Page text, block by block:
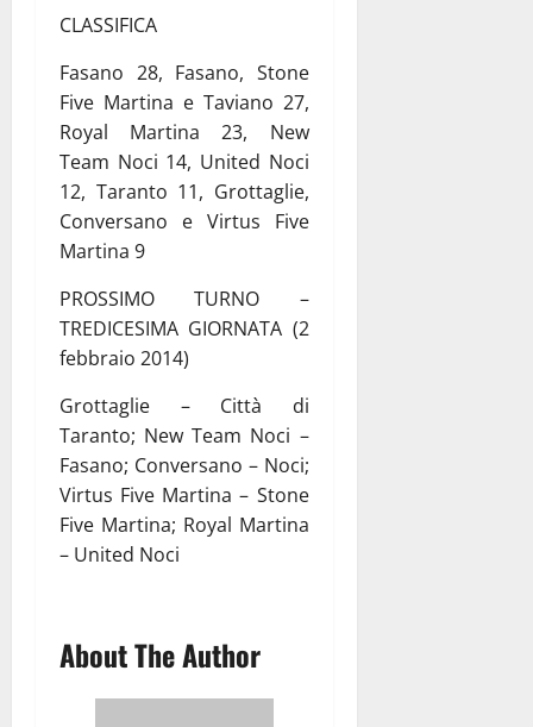
CLASSIFICA
Fasano 28, Fasano, Stone
Five Martina e Taviano 27,
Royal Martina 23, New
Team Noci 14, United Noci
12, Taranto 11, Grottaglie,
Conversano e Virtus Five
Martina 9
PROSSIMO TURNO –
TREDICESIMA GIORNATA (2
febbraio 2014)
Grottaglie – Città di
Taranto; New Team Noci –
Fasano; Conversano – Noci;
Virtus Five Martina – Stone
Five Martina; Royal Martina
– United Noci
About The Author